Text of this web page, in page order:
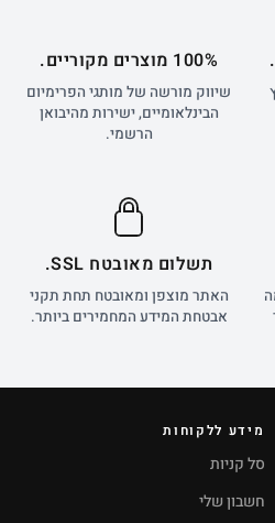
100% מוצרים מקוריים.
שיווק מורשה של מותגי הפרימיום
הבינלאומיים, ישירות מהיבואן
הרשמי.
תשלום מאובטח SSL.
האתר מוצפן ומאובטח תחת תקני
אבטחת המידע המחמירים ביותר.
מידע ללקוחות
סל קניות
חשבון שלי